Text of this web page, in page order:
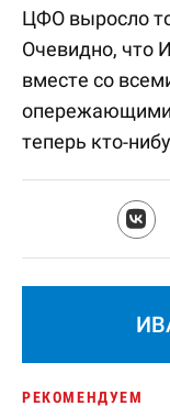
ЦФО выросло
Очевидно, что
вместе со
теперь кто-
РЕКОМЕНДУЕМ